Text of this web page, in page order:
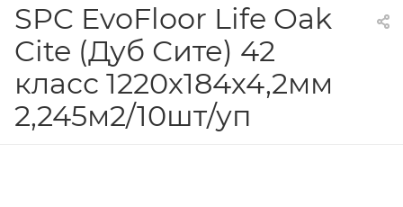
SPC EvoFloor Life Oak
Cite (Дуб Сите) 42
класс 1220х184х4,2мм
2,245м2/10шт/уп